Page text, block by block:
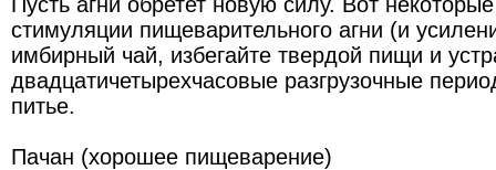
стимуляции пищеварительного агни (и
имбирный чай, избегайте твердой пищи и
двадцатичетырехчасовые разгрузочные
питье.
Пачан (хорошее пищеварение)